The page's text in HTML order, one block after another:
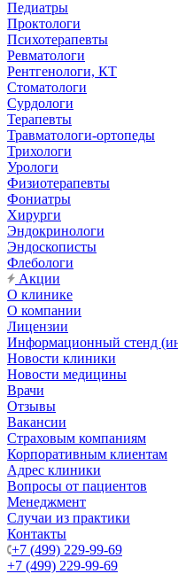
Педиатры
Проктологи
Психотерапевты
Ревматологи
Рентгенологи, КТ
Стоматологи
Сурдологи
Терапевты
Травматологи-ортопеды
Трихологи
Урологи
Физиотерапевты
Фониатры
Хирурги
Эндокринологи
Эндоскописты
Флебологи
Акции
О клинике
О компании
Лицензии
Информационный стенд
Новости клиники
Новости медицины
Врачи
Отзывы
Вакансии
Страховым компаниям
Корпоративным клиентам
Адрес клиники
Вопросы от пациентов
Менеджмент
Случаи из практики
Контакты
+7 (499) 229-99-69
+7 (499) 229-99-69